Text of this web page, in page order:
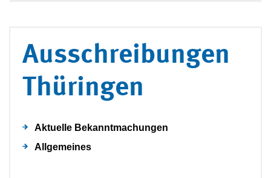
Ausschreibungen
Thüringen
Aktuelle Bekanntmachungen
Allgemeines